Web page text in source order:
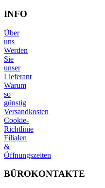
INFO
Über
uns
Werden
Sie
unser
Lieferant
Warum
so
günstig
Versandkosten
Cookie-
Richtlinie
Filialen
&
Öffnungszeiten
BÜROKONTAKTE